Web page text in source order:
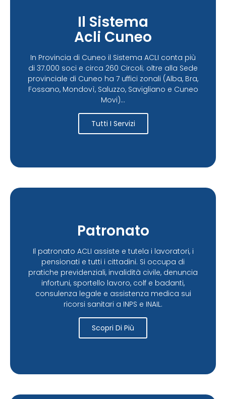
Il Sistema
Acli Cuneo
In Provincia di Cuneo il Sistema ACLI conta più
di 37.000 soci e circa 260 Circoli; oltre alla Sede
provinciale di Cuneo ha 7 uffici zonali (Alba, Bra,
Fossano, Mondovì, Saluzzo, Savigliano e Cuneo
Movi)...
Tutti I Servizi
Patronato
Il patronato ACLI assiste e tutela i lavoratori, i
pensionati e tutti i cittadini. Si occupa di
pratiche previdenziali, invalidità civile, denuncia
infortuni, sportello lavoro, colf e badanti,
consulenza legale e assistenza medica sui
ricorsi sanitari a INPS e INAIL.
Scopri Di Più